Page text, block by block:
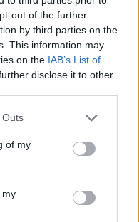
out of the further
by third parties on the
This information may
on the IAB’s List of
disclose it to other
Outs
of my
my
más
szabálytalanságok
Debrecen
a cég vezetőségét
a működési és
és
bizalom